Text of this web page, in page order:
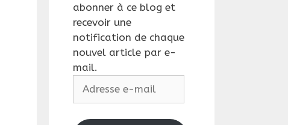
abonner à ce blog et
recevoir une
notification de chaque
nouvel article par e-
mail.